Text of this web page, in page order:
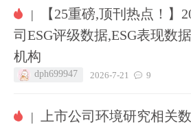
|
【25重磅,顶刊热点！】
司ESG评级数据,ESG表现数
机构
dph699947 2026-7-21 9
|
上市公司环境研究相关